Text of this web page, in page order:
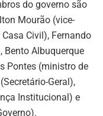
do governo são
Mourão (vice-
Civil), Fernando
Bento Albuquerque
Pontes (ministro de
Geral),
Institucional) e